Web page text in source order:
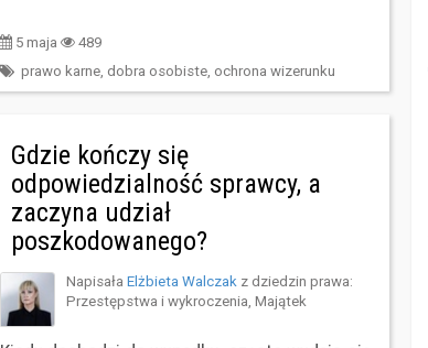
5 maja
489
prawo karne, dobra osobiste, ochrona wizerunku
Gdzie kończy się
odpowiedzialność sprawcy, a
zaczyna udział
poszkodowanego?
Napisała Elżbieta Walczak z dziedzin prawa:
Przestępstwa i wykroczenia, Majątek